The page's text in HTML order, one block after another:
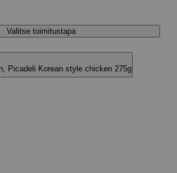
Valitse toimitustapa
Picadeli Korean style chicken 275g